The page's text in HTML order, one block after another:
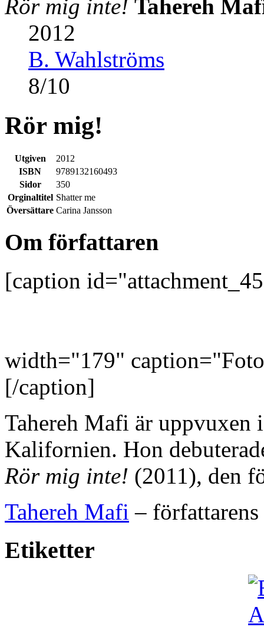
Rör mig inte! Tahereh
2012
B. Wahlströms
8/10
Rör mig!
Utgiven
2012
ISBN
9789132160493
Sidor
350
Orginaltitel Shatter me
Översättare Carina Jansson
Om författaren
[caption
width="179"
[/caption]
Tahereh Mafi är uppvuxen
Kalifornien. Hon
Rör mig inte! (2011), den
Tahereh Mafi – författarens
Etiketter